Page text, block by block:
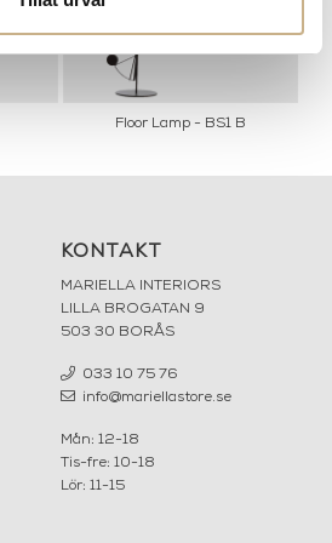
Floor Lamp - BS1 B
KONTAKT
MARIELLA INTERIORS
LILLA BROGATAN 9
503 30 BORÅS
033 10 75 76
info@mariellastore.se
Mån: 12-18
Tis-fre: 10-18
Lör: 11-15